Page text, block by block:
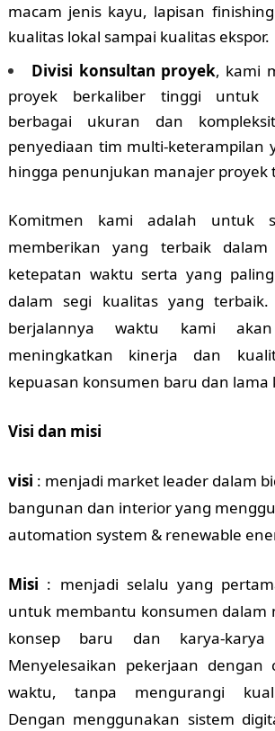
macam jenis kayu, lapisan
kualitas lokal sampai kualitas ekspor.
Divisi konsultan proyek, kami
proyek berkaliber tinggi untuk
berbagai ukuran dan
penyediaan tim multi-keterampilan
hingga penunjukan manajer proyek
Komitmen kami adalah untuk
memberikan yang terbaik
ketepatan waktu serta yang
dalam segi kualitas yang terbaik.
berjalannya waktu kami
meningkatkan kinerja dan
kepuasan konsumen baru dan lama
Visi dan misi
visi : menjadi market leader dalam
bangunan dan interior yang
automation system & renewable
Misi : menjadi selalu yang
untuk membantu konsumen dalam
konsep baru dan karya-
Menyelesaikan pekerjaan
waktu, tanpa mengurangi
Dengan menggunakan sistem